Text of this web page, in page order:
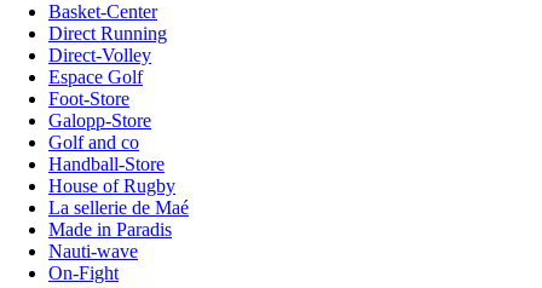
Basket-Center
Direct Running
Direct-Volley
Espace Golf
Foot-Store
Galopp-Store
Golf and co
Handball-Store
House of Rugby
La sellerie de Maé
Made in Paradis
Nauti-wave
On-Fight